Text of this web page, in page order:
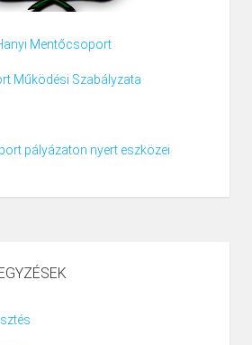
Mentőcsoport
Működési Szabályzata
pályázaton nyert eszközei